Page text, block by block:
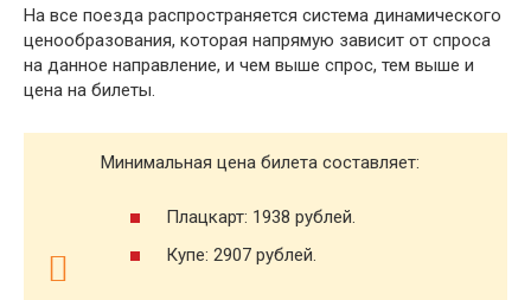
На все поезда распространяется система динамического
ценообразования, которая напрямую зависит от спроса
на данное направление, и чем выше спрос, тем выше и
цена на билеты.
Минимальная цена билета составляет:
Плацкарт: 1938 рублей.
Купе: 2907 рублей.